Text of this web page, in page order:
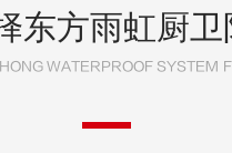
东方雨虹厨卫
WATERPROOF SYSTEM